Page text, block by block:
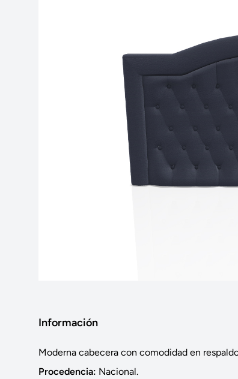
Información
Moderna cabecera con comodidad en
Procedencia: Nacional.